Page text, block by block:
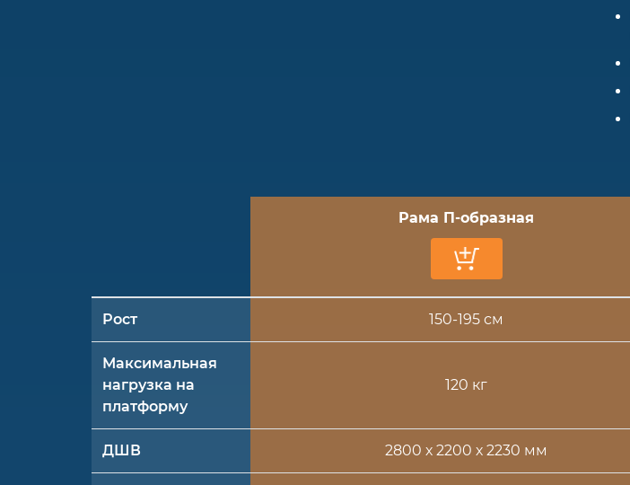
Рама П-образная
Рост 150-195 см
Максимальная
нагрузка на
платформу
120 кг
ДШВ 2800 х 2200 х 2230 мм